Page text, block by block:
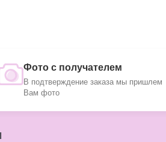
Фото с получателем
В подтверждение заказа мы пришлем
Вам фото